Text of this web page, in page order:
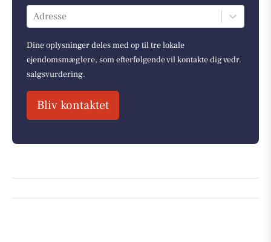
Adresse
Dine oplysninger deles med op til tre lokale
ejendomsmæglere, som efterfølgende vil kontakte dig vedr.
salgsvurdering.
Bliv kontaktet